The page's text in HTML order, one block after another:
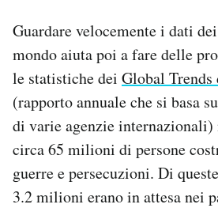
Guardare velocemente i dati
mondo aiuta poi a fare delle
le statistiche dei Global
(rapporto annuale che si basa
di varie agenzie internazionali)
circa 65 milioni di persone
guerre e persecuzioni. Di
3.2 milioni erano in attesa nei